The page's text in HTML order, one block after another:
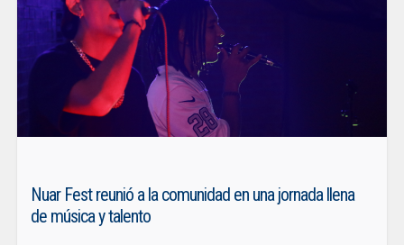
Nuar Fest reunió a la comunidad en una jornada llena
de música y talento